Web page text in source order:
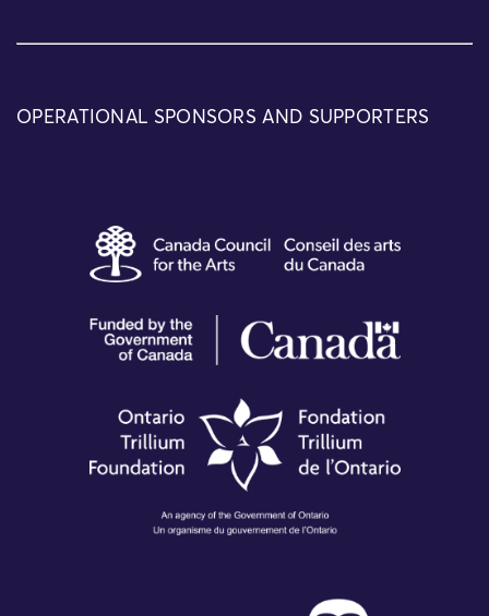
OPERATIONAL SPONSORS AND SUPPORTERS